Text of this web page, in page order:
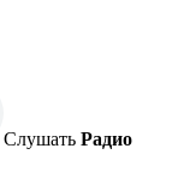
Слушать Радио